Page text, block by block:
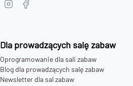
Dla prowadzących salę zabaw
Oprogramowanie dla sali zabaw
Blog dla prowadzących salę zabaw
Newsletter dla sal zabaw